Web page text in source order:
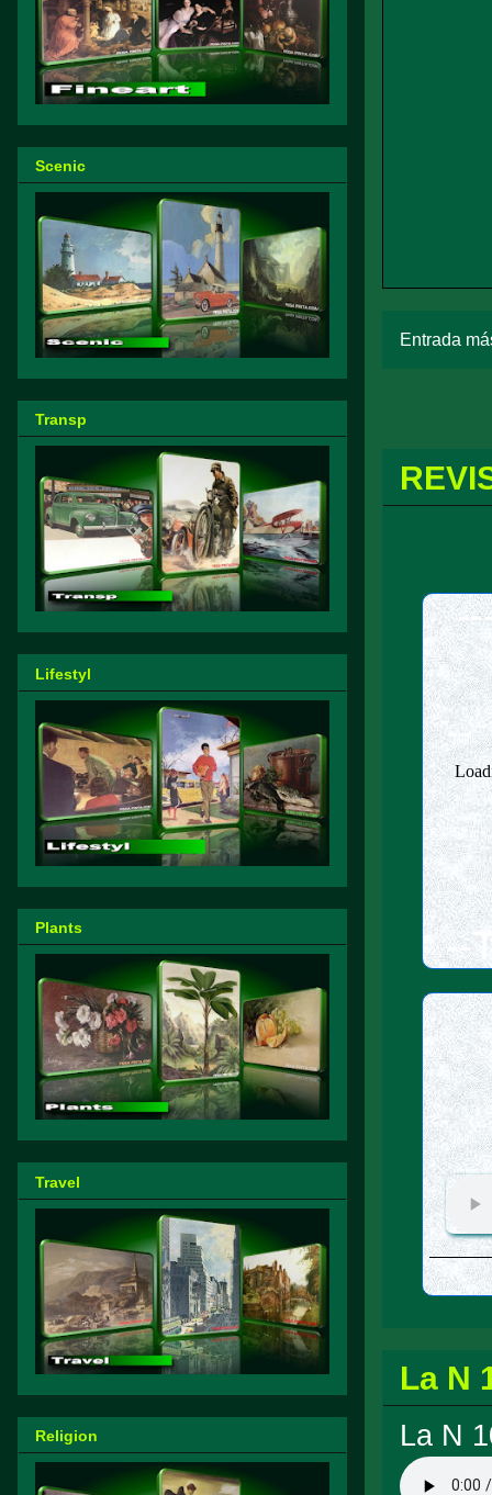
Entrada
--
--
La N
La N
Scenic
Transp
Lifestyl
Plants
Travel
Religion